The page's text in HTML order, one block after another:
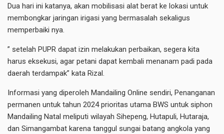
Dua hari ini katanya, akan mobilisasi alat berat ke lokasi untuk
membongkar jaringan irigasi yang bermasalah sekaligus
memperbaiki nya.
” setelah PUPR dapat izin melakukan perbaikan, segera kita
harus eksekusi, agar petani dapat kembali menanam padi pada
daerah terdampak” kata Rizal.
Informasi yang diperoleh Mandailing Online sendiri, Penanganan
permanen untuk tahun 2024 prioritas utama BWS untuk siphon
Mandailing Natal meliputi wilayah Sihepeng, Hutapuli, Hutaraja,
dan Simangambat karena tanggul sungai batang angkola yang